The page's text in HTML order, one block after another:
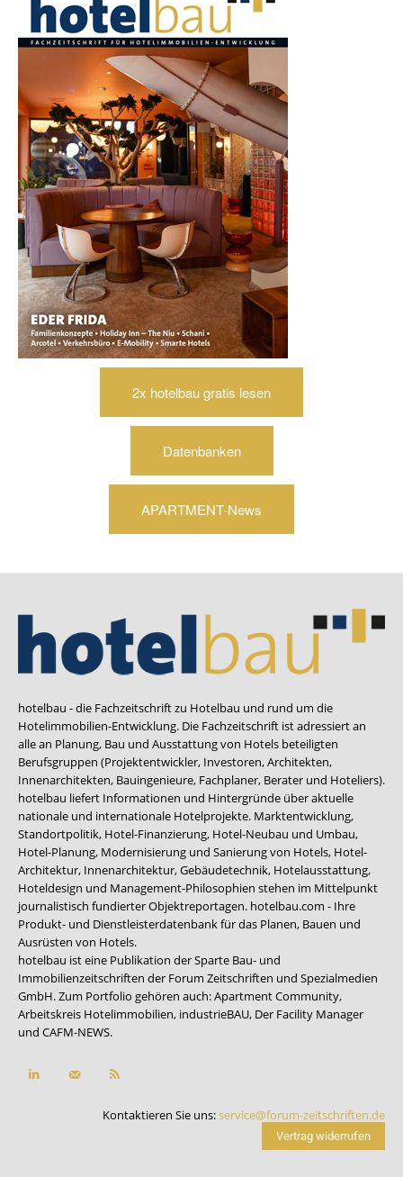
2x hotelbau gratis lesen
Datenbanken
APARTMENT-News
hotelbau - die Fachzeitschrift zu Hotelbau und rund um die
Hotelimmobilien-Entwicklung. Die Fachzeitschrift ist adressiert an
alle an Planung, Bau und Ausstattung von Hotels beteiligten
Berufsgruppen (Projektentwickler, Investoren, Architekten,
Innenarchitekten, Bauingenieure, Fachplaner, Berater und Hoteliers).
hotelbau liefert Informationen und Hintergründe über aktuelle
nationale und internationale Hotelprojekte. Marktentwicklung,
Standortpolitik, Hotel-Finanzierung, Hotel-Neubau und Umbau,
Hotel-Planung, Modernisierung und Sanierung von Hotels, Hotel-
Architektur, Innenarchitektur, Gebäudetechnik, Hotelausstattung,
Hoteldesign und Management-Philosophien stehen im Mittelpunkt
journalistisch fundierter Objektreportagen. hotelbau.com - Ihre
Produkt- und Dienstleisterdatenbank für das Planen, Bauen und
Ausrüsten von Hotels.
hotelbau ist eine Publikation der Sparte Bau- und
Immobilienzeitschriften der Forum Zeitschriften und Spezialmedien
GmbH. Zum Portfolio gehören auch:Apartment Community,
Arbeitskreis Hotelimmobilien, industrieBAU, Der Facility Manager
und CAFM-NEWS.
Kontaktieren Sie uns:service@forum-zeitschriften.de
Vertrag widerrufen